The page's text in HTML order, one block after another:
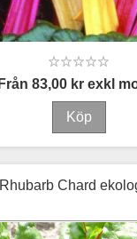
Från 83,00 kr exkl
Chard